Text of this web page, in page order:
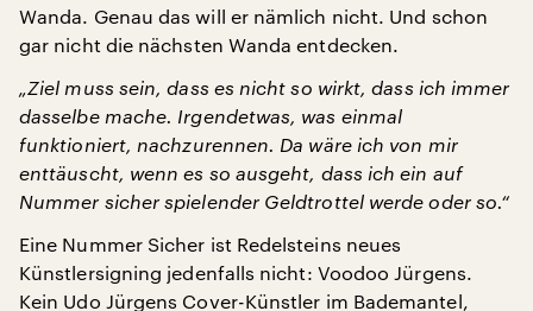
Wanda. Genau das will er nämlich nicht. Und schon
gar nicht die nächsten Wanda entdecken.
„Ziel muss sein, dass es nicht so wirkt, dass ich immer
dasselbe mache. Irgendetwas, was einmal
funktioniert, nachzurennen. Da wäre ich von mir
enttäuscht, wenn es so ausgeht, dass ich ein auf
Nummer sicher spielender Geldtrottel werde oder so.“
Eine Nummer Sicher ist Redelsteins neues
Künstlersigning jedenfalls nicht: Voodoo Jürgens.
Kein Udo Jürgens Cover-Künstler im Bademantel,